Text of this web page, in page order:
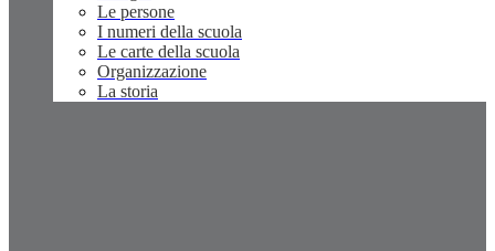
Le persone
I numeri della scuola
Le carte della scuola
Organizzazione
La storia